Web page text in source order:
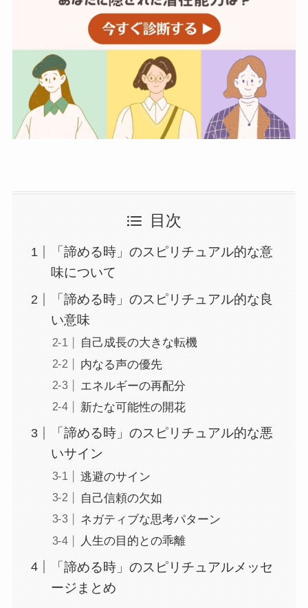
目次
「諦める時」のスピリチュアル的な意
味について
「諦める時」のスピリチュアル的な良
い意味
自己成長の大きな転機
内なる声の優先
エネルギーの再配分
新たな可能性の開花
「諦める時」のスピリチュアル的な悪
いサイン
逃避のサイン
自己信頼の欠如
ネガティブな思考パターン
人生の目的との乖離
「諦める時」のスピリチュアルメッセ
ージまとめ